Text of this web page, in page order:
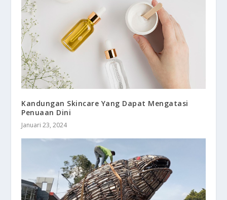
Kandungan Skincare Yang Dapat Mengatasi
Penuaan Dini
Januari 23, 2024